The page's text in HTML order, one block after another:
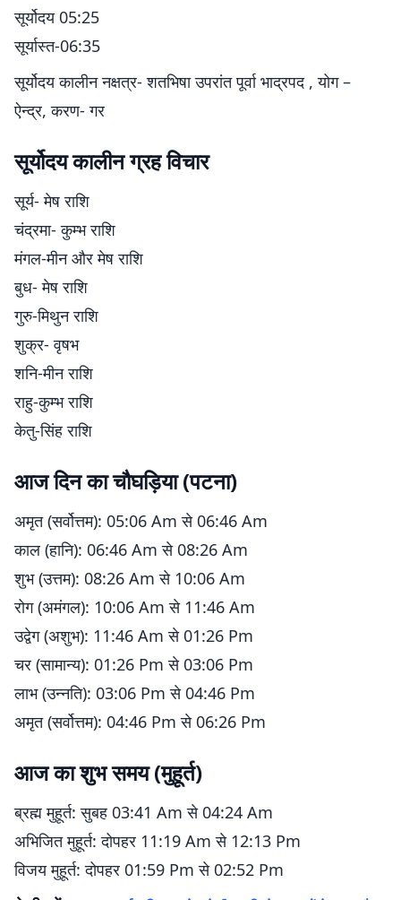
सूर्योदय 05:25
सूर्यास्त-06:35
सूर्योदय कालीन नक्षत्र- शतभिषा उपरांत पूर्वा भाद्रपद , योग –
ऐन्द्र, करण- गर
सूर्योदय कालीन ग्रह विचार
सूर्य- मेष राशि
चंद्रमा- कुम्भ राशि
मंगल-मीन और मेष राशि
बुध- मेष राशि
गुरु-मिथुन राशि
शुक्र- वृषभ
शनि-मीन राशि
राहु-कुम्भ राशि
केतु-सिंह राशि
आज दिन का चौघड़िया (पटना)
अमृत (सर्वोत्तम): 05:06 Am से 06:46 Am
काल (हानि): 06:46 Am से 08:26 Am
शुभ (उत्तम): 08:26 Am से 10:06 Am
रोग (अमंगल): 10:06 Am से 11:46 Am
उद्वेग (अशुभ): 11:46 Am से 01:26 Pm
चर (सामान्य): 01:26 Pm से 03:06 Pm
लाभ (उन्नति): 03:06 Pm से 04:46 Pm
अमृत (सर्वोत्तम): 04:46 Pm से 06:26 Pm
आज का शुभ समय (मुहूर्त)
ब्रह्म मुहूर्त: सुबह 03:41 Am से 04:24 Am
अभिजित मुहूर्त: दोपहर 11:19 Am से 12:13 Pm
विजय मुहूर्त: दोपहर 01:59 Pm से 02:52 Pm